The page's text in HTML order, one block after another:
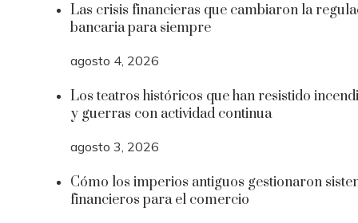
Las crisis financieras que cambiaron la
bancaria para siempre
agosto 4, 2026
Los teatros históricos que han resistido
y guerras con actividad continua
agosto 3, 2026
Cómo los imperios antiguos gestionaron
financieros para el comercio